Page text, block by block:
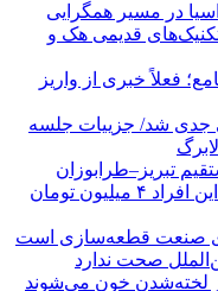
در مسیر همگرایی
تکنیک‌های قدیمی هک و
فعلاً خبری از واریز
جدی شد/ جزییات جلسه
تبریز–طرابوزان
سرپرستان خانوار بخوانند/ حساب این افراد ۴ میلیون تومان
صنعت قطعه‌سازی است
از لخته‌شدن خون می‌شوند